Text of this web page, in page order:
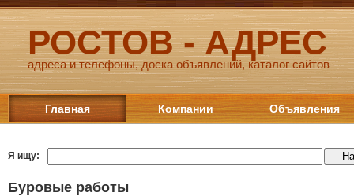
РОСТОВ - АДРЕС
адреса и телефоны, доска объявлений, каталог сайтов
Главная Компании Объявления
Я ищу:
Буровые работы